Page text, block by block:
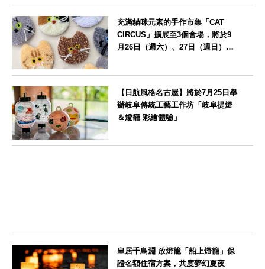
充滿貓咪元素的手作市集「CAT
CIRCUS」擴展至3個會場，將於9
月26日（週六）、27日（週日）在
【日航風格名古屋】將於7月25日舉
辦岐阜傳統工藝工作坊「岐阜提燈
＆燈籠 彩繪體驗」
皇居千鳥淵 放燈籠「船上燈籠」保
證名額住宿方案，共度夢幻夏夜